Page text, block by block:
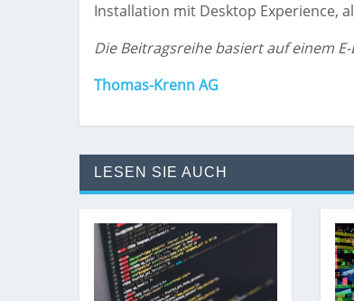
Installation mit Desktop Experience,
Die Beitragsreihe basiert auf einem
Thomas-Krenn AG
LESEN SIE AUCH